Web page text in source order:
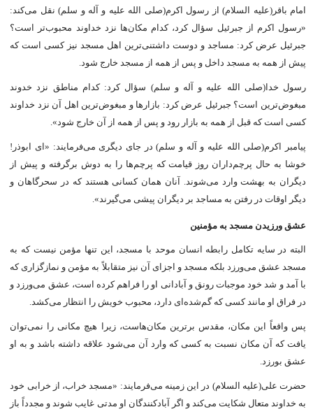
امام باقر(علیه السلام) از رسول اکرم(صلی الله علیه و آله و سلم) نقل می‌کند:
«رسول اکرم از جبرئیل سؤال کرد، کدام مکان‌ها نزد خداوند محبوب‌تر است؟
جبرئیل عرض کرد: مساجد و دوست داشتنی‌ترین اهل مسجد نیز کسى است که
پیش از همه به مسجد داخل و پس از همه از مسجد خارج شود.
رسول خدا(صلی الله علیه و آله و سلم) سؤال کرد: کدام مناطق نزد خدوند
مبغوض‌ترین است؟ جبرئیل عرض کرد: بازارها و مبغوض‌ترین اهل آن نزد خداوند
کسى است که قبل از همه به بازار رود و پس از همه از آن خارج شود».
پیامبر اکرم(صلی الله علیه و آله و سلم) در جاى دیگرى می‌فرمایند: «اى ابوذر!
خوشا به حال پرچم‌داران روز قیامت که پرچم‌ها را به دوش برگرفته و پیش از
دیگران به بهشت وارد می‌شوند. آنان همان کسانى هستند که در سحرگاهان و
دیگر اوقات در رفتن به مساجد بر دیگران پیشى می‌گیرند».
عشق ورزیدن مسجد به مؤمنین
البته در سایه تکامل رابطه انسان موحد با مسجد، این تنها مؤمن نیست که به
مسجد عشق می‌ورزد بلکه مسجد و اجزاى آن نیز متقابلاً به مؤمن و نمازگزارى که
با آمد و شد خود موجبات رونق و آبادانى او را فراهم کرده است، عشق می‌ورزد و
در فراق او مانند کسى که گم‌شده‌ای دارد، محبوب خویش را انتظار می‌کشد.
پس واقعاً این مکان، مقدس برترین مکان‌هاست، زیرا هیچ مکانى را نمی‌توان
یافت که آن مکان نسبت به کسى که وارد آن می‌شود علاقه داشته باشد و به او
عشق بورزد.
حضرت على(علیه السلام) در این زمینه می‌فرمایند: «مسجد خراب، از خرابى خود
به خداوند متعال شکایت می‌کند و اگر آبادکنندگان او مدتى غایب شوند و مجدداً باز